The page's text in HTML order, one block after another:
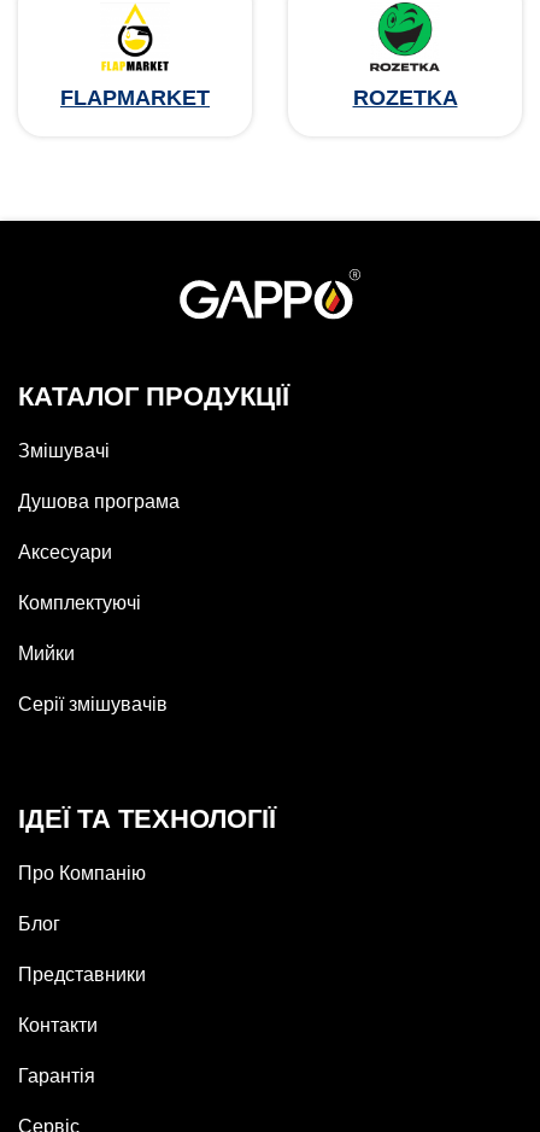
FLAPMARKET ROZETKA
КАТАЛОГ ПРОДУКЦІЇ
Змішувачі
Душова програма
Аксесуари
Комплектуючі
Мийки
Серії змішувачів
ІДЕЇ ТА ТЕХНОЛОГІЇ
Про Компанію
Блог
Представники
Контакти
Гарантія
Сервіс